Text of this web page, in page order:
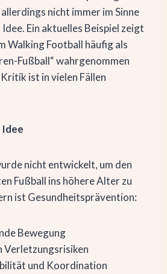
nicht immer im Sinne
Ein aktuelles Beispiel zeigt
Walking Football häufig als
Fußball“ wahrgenommen
ist in vielen Fällen
nicht entwickelt, um den
Fußball ins höhere Alter zu
ist Gesundheitsprävention:
Bewegung
Verletzungsrisiken
und Koordination